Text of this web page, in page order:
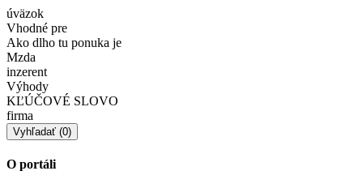
úväzok
Vhodné pre
Ako dlho tu ponuka je
Mzda
inzerent
Výhody
KĽÚČOVÉ SLOVO
firma
O portáli